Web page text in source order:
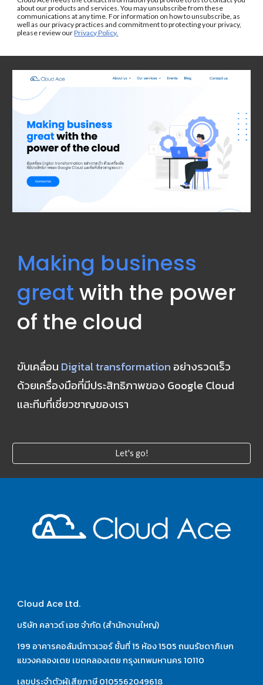
about our products and services. You may unsubscribe from these
communications at any time. For information on how to unsubscribe, as
well as our privacy practices and commitment to protecting your privacy,
please review our Privacy Policy.
Making business
great with the power
of the cloud
ขับเคลื่อน Digital transformation อย่างรวดเร็ว
ด้วยเครื่องมือที่มีประสิทธิภาพของ Google Cloud
และทีมที่เชี่ยวชาญของเรา
Let's go!
Cloud Ace Ltd.
บริษัท คลาวด์ เอซ จำกัด (สำนักงานใหญ่)
199 อาคารคอลัมน์ทาวเวอร์ ชั้นที่ 15 ห้อง 1505 ถนนรัชดาภิเษก
แขวงคลองเตย เขตคลองเตย กรุงเทพมหานคร 10110
เลขประจำตัวผู้เสียภาษี 0105562049618